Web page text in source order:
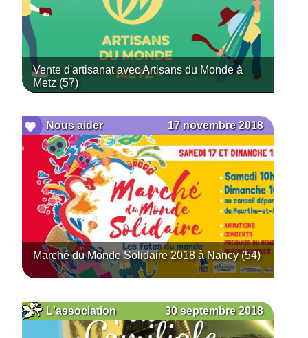
Vente d'artisanat avec Artisans du Monde à
Metz (57)
17 novembre 2018
Nous aider
Marché du Monde Solidaire 2018 à Nancy (54)
30 septembre 2018
L'association